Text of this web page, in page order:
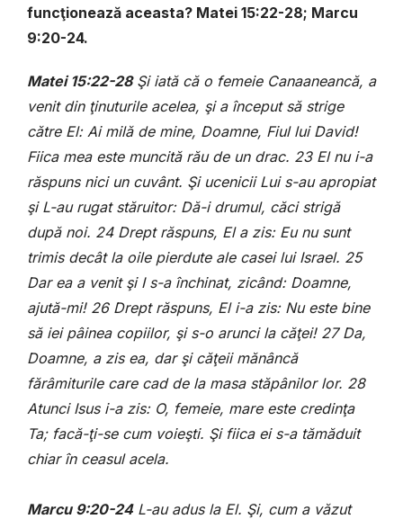
funcţionează aceasta? Matei 15:22-28; Marcu
9:20-24.
Matei 15:22-28Şi iată că o femeie Canaaneancă, a
venit din ţinuturile acelea, şi a început să strige
către El: Ai milă de mine, Doamne, Fiul lui David!
Fiica mea este muncită rău de un drac. 23 El nu i-a
răspuns nici un cuvânt. Şi ucenicii Lui s-au apropiat
şi L-au rugat stăruitor: Dă-i drumul, căci strigă
după noi. 24 Drept răspuns, El a zis: Eu nu sunt
trimis decât la oile pierdute ale casei lui Israel. 25
Dar ea a venit şi I s-a închinat, zicând: Doamne,
ajută-mi! 26 Drept răspuns, El i-a zis: Nu este bine
să iei pâinea copiilor, şi s-o arunci la căţei! 27 Da,
Doamne, a zis ea, dar şi căţeii mănâncă
fărâmiturile care cad de la masa stăpânilor lor. 28
Atunci Isus i-a zis: O, femeie, mare este credinţa
Ta; facă-ţi-se cum voieşti. Şi fiica ei s-a tămăduit
chiar în ceasul acela.
Marcu 9:20-24L-au adus la El. Şi, cum a văzut